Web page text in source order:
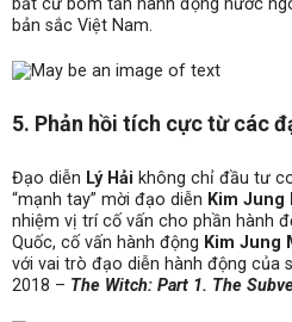
bản sắc Việt Nam.
5. Phản hồi tích cực từ các
Đạo diễn Lý Hải không chỉ đầu tư
“mạnh tay” mời đạo diễn Kim Jung
nhiệm vị trí cố vấn cho phần hành
Quốc, cố vấn hành động Kim Jung
với vai trò đạo diễn hành động của
2018 – The Witch: Part 1. The